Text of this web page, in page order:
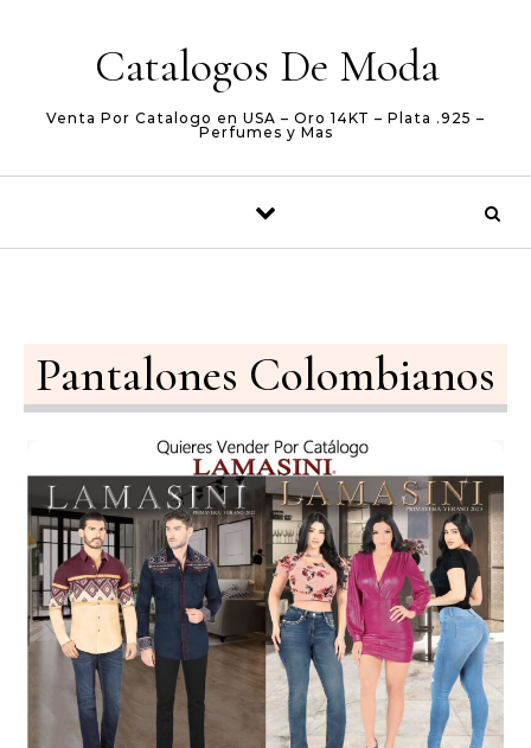
Catalogos De Moda
Venta Por Catalogo en USA – Oro 14KT – Plata .925 –
Perfumes y Mas
Pantalones Colombianos